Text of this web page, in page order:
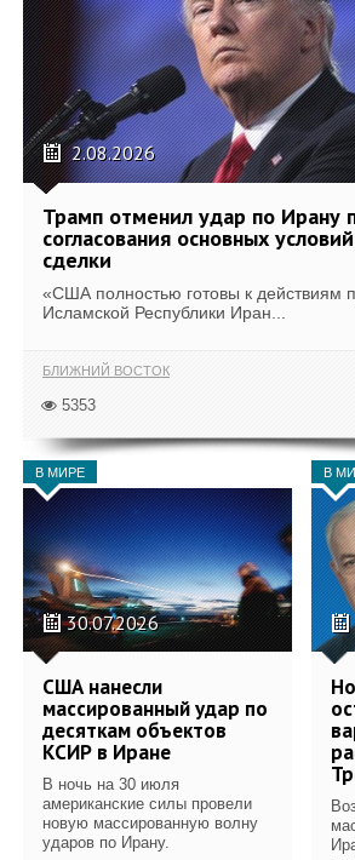
2.08.2026
Трамп отменил удар по Ирану
согласования основных условий
сделки
«США полностью готовы к действиям
Исламской Республики Иран...
БЛИЖНИЙ ВОСТОК
5353
В МИРЕ
30.07.2026
США нанесли
массированный удар по
десяткам объектов
КСИР в Иране
В ночь на 30 июля
американские силы провели
новую массированную волну
ударов по Ирану.
В